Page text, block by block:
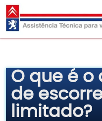
Pular
conteúdo
O que é o
de
limitado?